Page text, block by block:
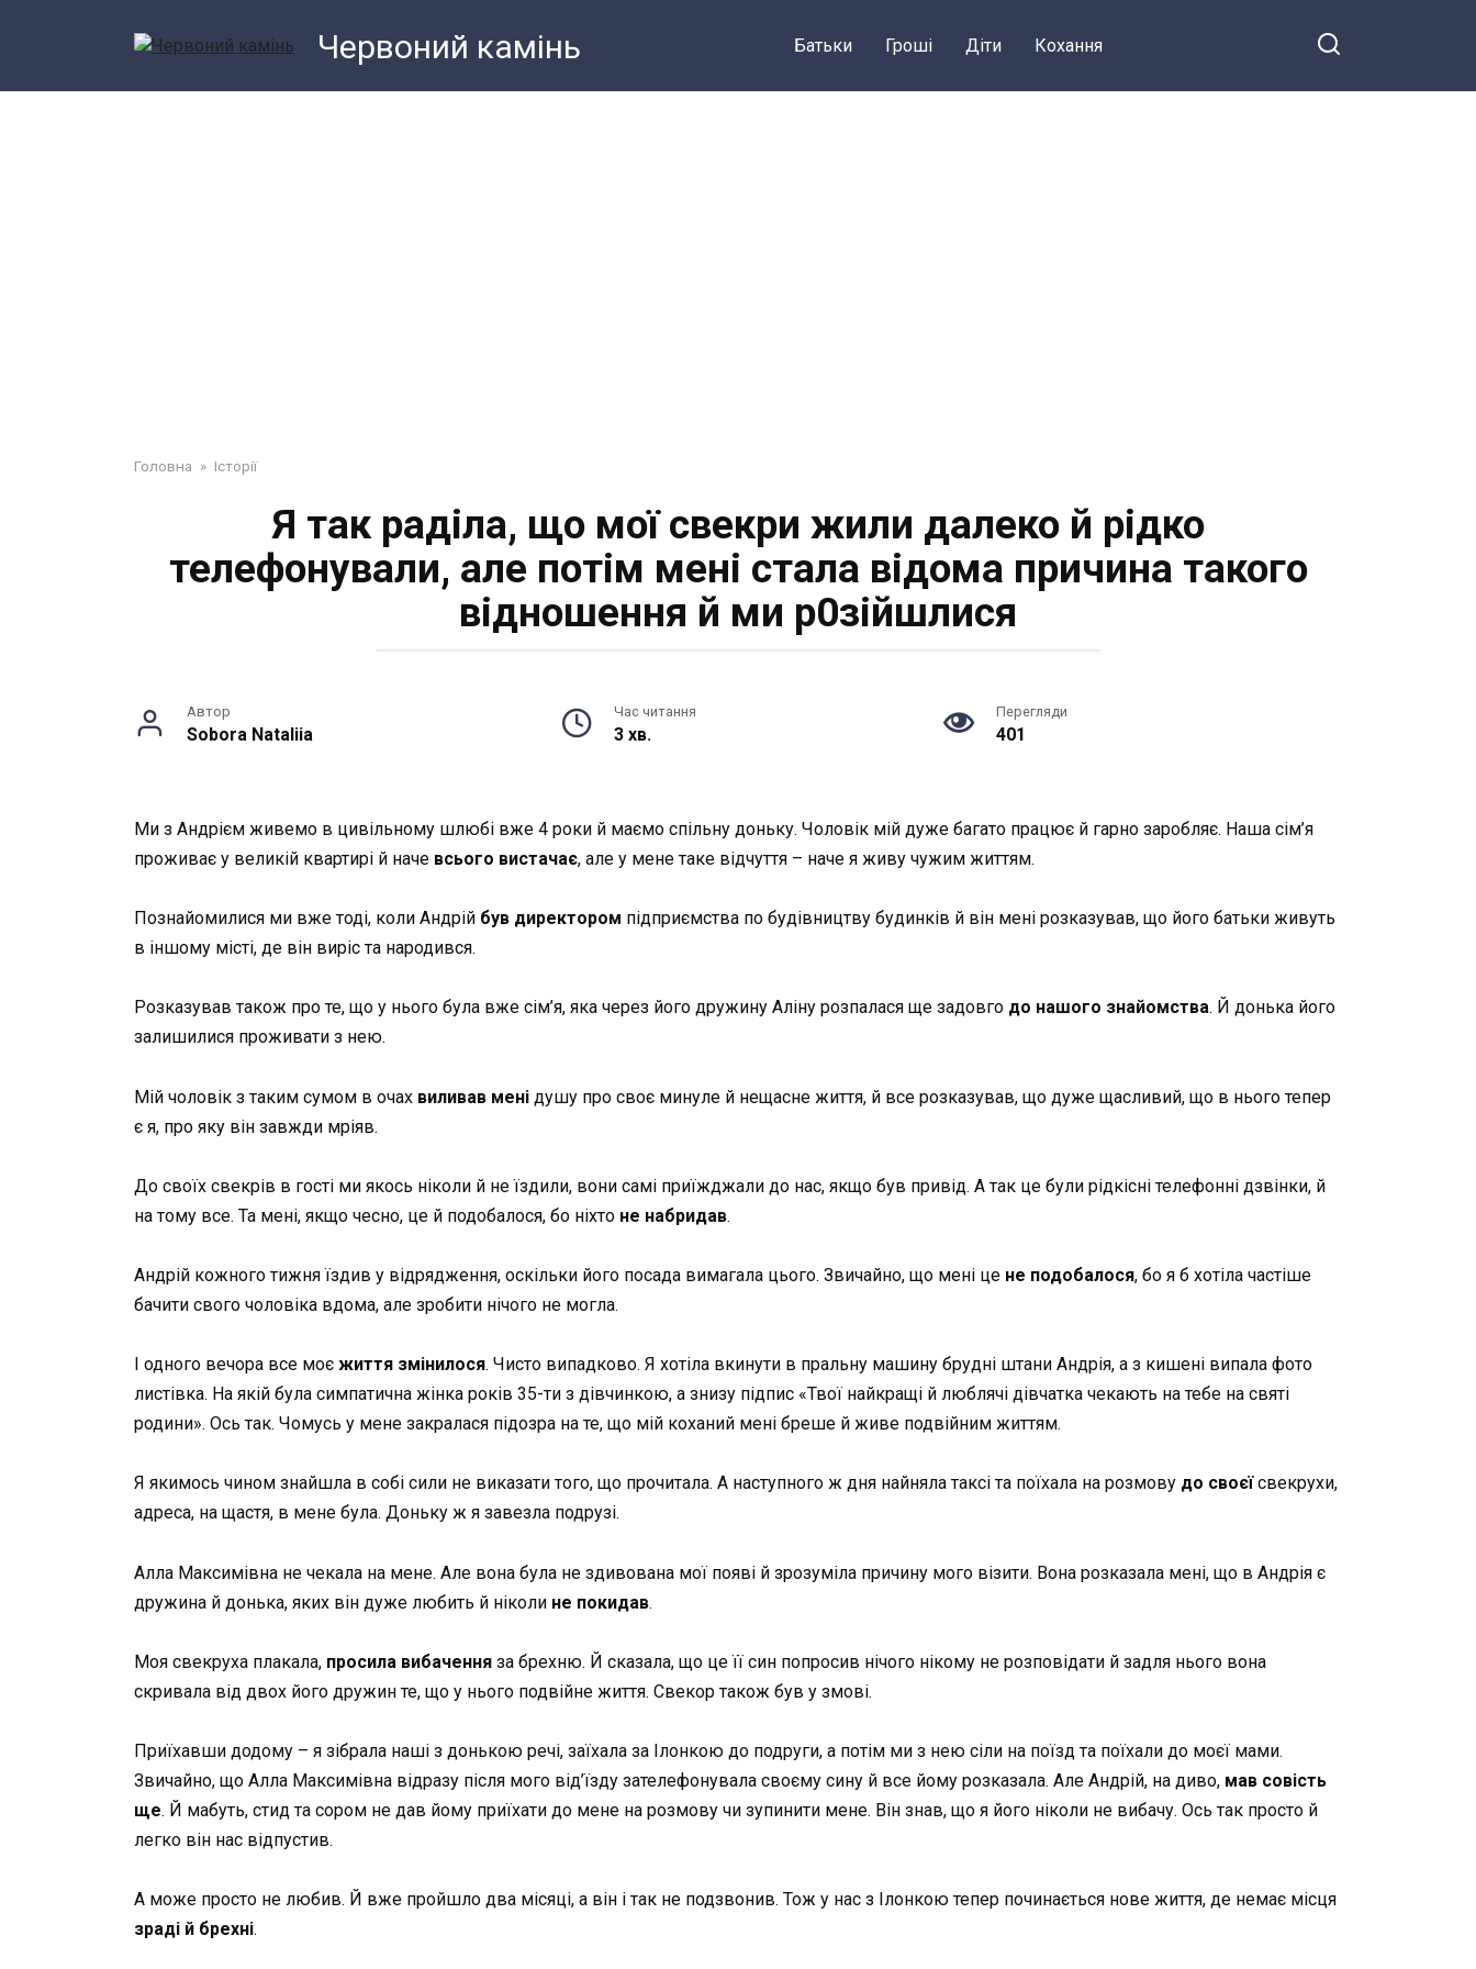
Червоний камiнь Батьки Грошi Діти Кохання
Головна » Історії
Я так раділа, що мої свекри жили далеко й рідко
телефонували, але потім мені стала відома причина такого
відношення й ми р0зійшлися
Автор
Sobora Nataliia
Час читання
3 хв.
Перегляди
401
Ми з Андрієм живемо в цивільному шлюбі вже 4 роки й маємо спільну доньку. Чоловік мій дуже багато працює й гарно заробляє. Наша сім’я
проживає у великій квартирі й наче всього вистачає, але у мене таке відчуття – наче я живу чужим життям.
Познайомилися ми вже тоді, коли Андрій був директором підприємства по будівництву будинків й він мені розказував, що його батьки живуть
в іншому місті, де він виріс та народився.
Розказував також про те, що у нього була вже сім’я, яка через його дружину Аліну розпалася ще задовго до нашого знайомства. Й донька його
залишилися проживати з нею.
Мій чоловік з таким сумом в очах виливав мені душу про своє минуле й нещасне життя, й все розказував, що дуже щасливий, що в нього тепер
є я, про яку він завжди мріяв.
До своїх свекрів в гості ми якось ніколи й не їздили, вони самі приїжджали до нас, якщо був привід. А так це були рідкісні телефонні дзвінки, й
на тому все. Та мені, якщо чесно, це й подобалося, бо ніхто не набридав.
Андрій кожного тижня їздив у відрядження, оскільки його посада вимагала цього. Звичайно, що мені це не подобалося, бо я б хотіла частіше
бачити свого чоловіка вдома, але зробити нічого не могла.
І одного вечора все моє життя змінилося. Чисто випадково. Я хотіла вкинути в пральну машину брудні штани Андрія, а з кишені випала фото
листівка. На якій була симпатична жінка років 35-ти з дівчинкою, а знизу підпис «Твої найкращі й люблячі дівчатка чекають на тебе на святі
родини». Ось так. Чомусь у мене закралася підозра на те, що мій коханий мені бреше й живе подвійним життям.
Я якимось чином знайшла в собі сили не виказати того, що прочитала. А наступного ж дня найняла таксі та поїхала на розмову до своєїсвекрухи,
адреса, на щастя, в мене була. Доньку ж я завезла подрузі.
Алла Максимівна не чекала на мене. Але вона була не здивована мої появі й зрозуміла причину мого візити. Вона розказала мені, що в Андрія є
дружина й донька, яких він дуже любить й ніколи не покидав.
Моя свекруха плакала, просила вибачення за брехню. Й сказала, що це її син попросив нічого нікому не розповідати й задля нього вона
скривала від двох його дружин те, що у нього подвійне життя. Свекор також був у змові.
Приїхавши додому – я зібрала наші з донькою речі, заїхала за Ілонкою до подруги, а потім ми з нею сіли на поїзд та поїхали до моєї мами.
Звичайно, що Алла Максимівна відразу після мого від’їзду зателефонувала своєму сину й все йому розказала. Але Андрій, на диво, мав совість
ще. Й мабуть, стид та сором не дав йому приїхати до мене на розмову чи зупинити мене. Він знав, що я його ніколи не вибачу. Ось так просто й
легко він нас відпустив.
А може просто не любив. Й вже пройшло два місяці, а він і так не подзвонив. Тож у нас з Ілонкою тепер починається нове життя, де немає місця
зраді й брехні.